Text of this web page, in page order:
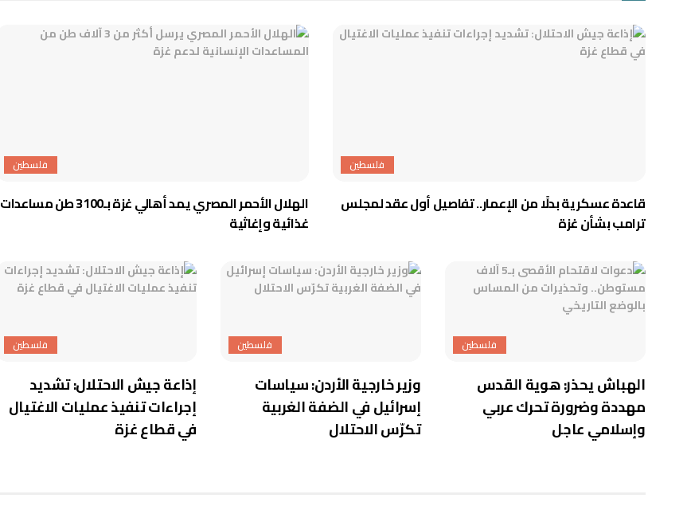
فلسطين
قاعدة عسكرية بدلًا من الإعمار.. تفاصيل أول عقد لمجلس
ترامب بشأن غزة
فلسطين
الهلال الأحمر المصري يمد أهالي غزة بـ3100 طن مساعدات
غذائية وإغاثية
فلسطين
الهباش يحذر: هوية القدس
مهددة وضرورة تحرك عربي
وإسلامي عاجل
فلسطين
وزير خارجية الأردن: سياسات
إسرائيل في الضفة الغربية
تكرّس الاحتلال
فلسطين
إذاعة جيش الاحتلال: تشديد
إجراءات تنفيذ عمليات الاغتيال
في قطاع غزة